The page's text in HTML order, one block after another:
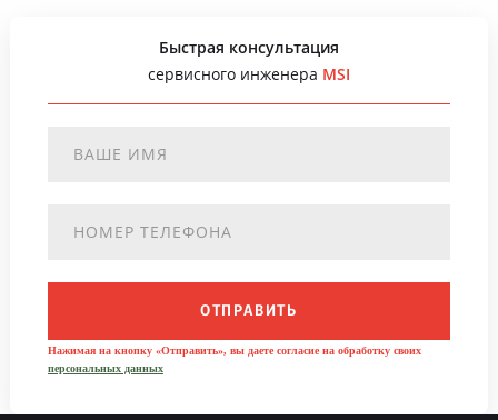
Быстрая консультация
сервисного инженера MSI
ОТПРАВИТЬ
Нажимая на кнопку «Отправить», вы даете согласие на обработку своих
персональных данных